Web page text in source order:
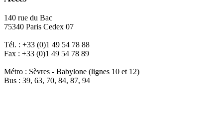
140 rue du Bac
75340 Paris Cedex 07
Tél. : +33 (0)1 49 54 78 88
Fax : +33 (0)1 49 54 78 89
Métro : Sèvres - Babylone (lignes 10 et 12)
Bus : 39, 63, 70, 84, 87, 94